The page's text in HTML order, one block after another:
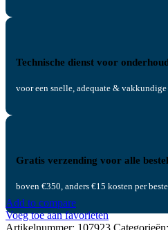
Technische dienst voor
voor een snelle, adequate &
Gratis verzending voor alle
boven €350, anders €15 kosten per
Add to compare
Voeg toe aan favorieten
Artikelnummer: 107923 Categorieën: